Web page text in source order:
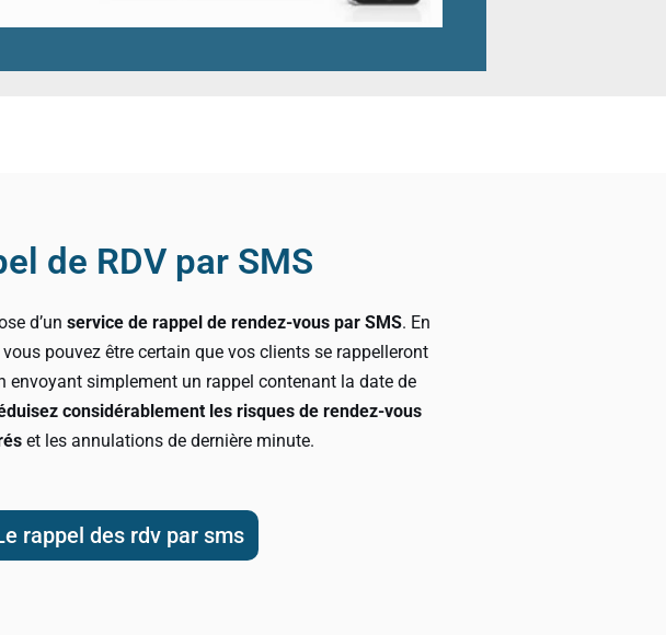
de RDV par SMS
d’un service de rappel de rendez-vous par SMS. En
pouvez être certain que vos clients se rappelleront
envoyant simplement un rappel contenant la date de
considérablement les risques de rendez-vous
et les annulations de dernière minute.
rappel des rdv par sms